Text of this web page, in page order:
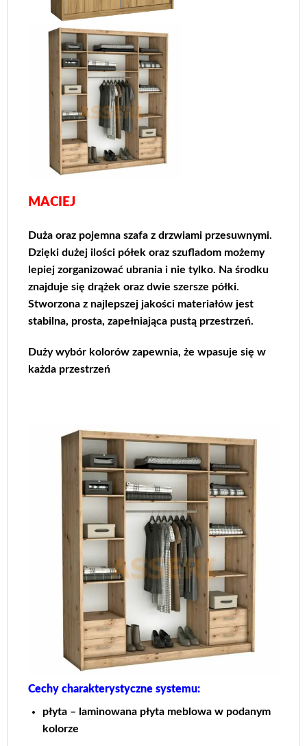
MACIEJ
Duża oraz pojemna szafa z drzwiami przesuwnymi.
Dzięki dużej ilości półek oraz szufladom możemy
lepiej zorganizować ubrania i nie tylko. Na środku
znajduje się drążek oraz dwie szersze półki.
Stworzona z najlepszej jakości materiałów jest
stabilna, prosta, zapełniająca pustą przestrzeń.
Duży wybór kolorów zapewnia, że wpasuje się w
każda przestrzeń
Cechy charakterystyczne systemu:
płyta – laminowana płyta meblowa w podanym
kolorze